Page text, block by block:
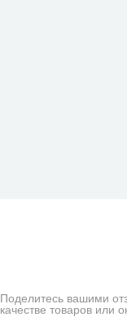
Поделитесь вашими
качестве товаров или